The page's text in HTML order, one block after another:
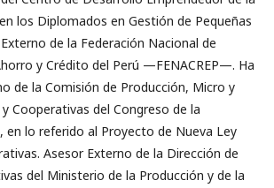
los Diplomados en Gestión de Pequeñas
de la Federación Nacional de
y Crédito del Perú —FENACREP—. Ha
de la Comisión de Producción, Micro y
Cooperativas del Congreso de la
en lo referido al Proyecto de Nueva Ley
Asesor Externo de la Dirección de
del Ministerio de la Producción y de la